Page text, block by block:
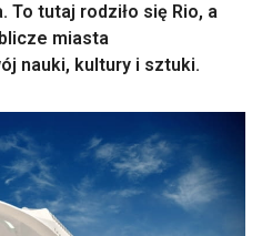
tutaj rodziło się Rio, a
miasta
nauki, kultury i sztuki.